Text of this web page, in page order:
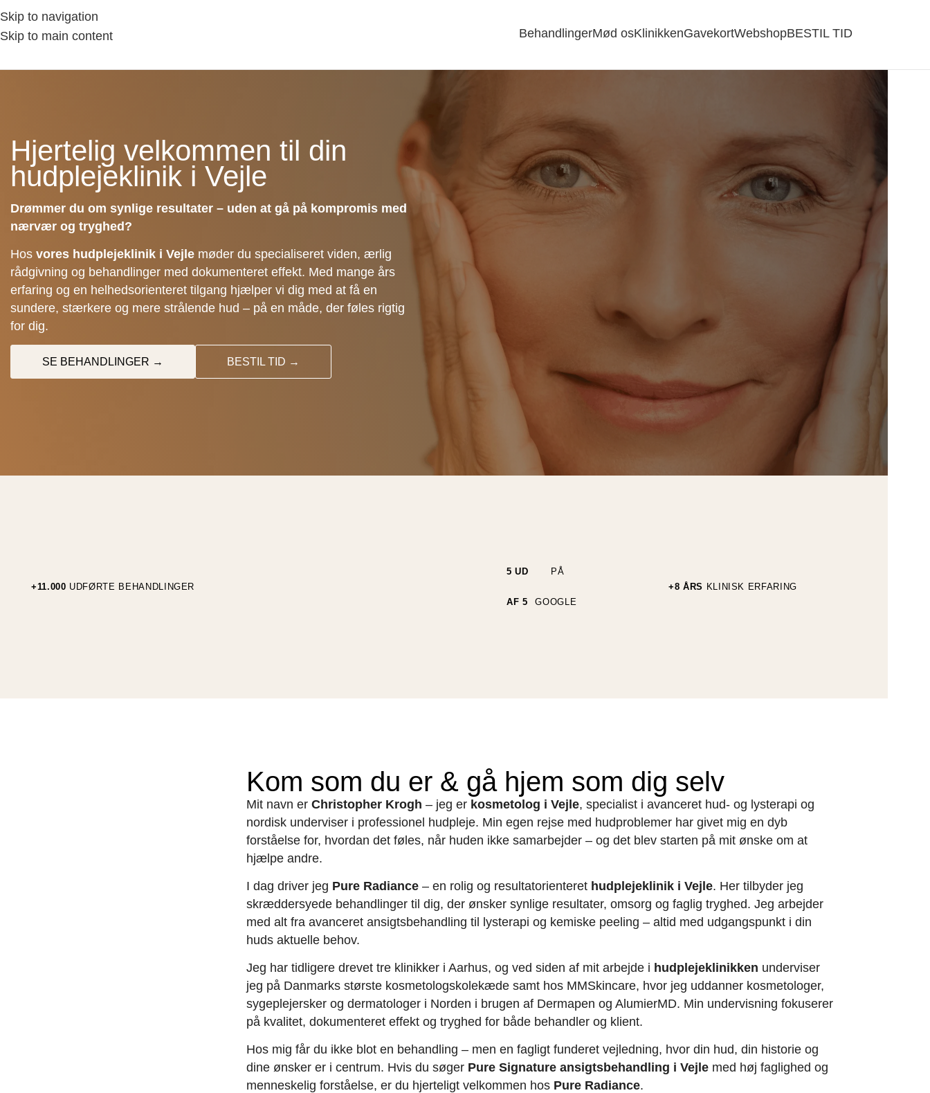
Skip to navigation
Skip to main content
BehandlingerMød osKlinikkenGavekortWebshopBESTIL TID
Hjertelig velkommen til din
hudplejeklinik i Vejle
Drømmer du om synlige resultater – uden at gå på kompromis med
nærvær og tryghed?
Hos vores hudplejeklinik i Vejle møder du specialiseret viden, ærlig
rådgivning og behandlinger med dokumenteret effekt. Med mange års
erfaring og en helhedsorienteret tilgang hjælper vi dig med at få en
sundere, stærkere og mere strålende hud – på en måde, der føles rigtig
for dig.
SE BEHANDLINGER → BESTIL TID →
+11.000 UDFØRTE BEHANDLINGER
5 UD
AF 5
PÅ
GOOGLE
+8 ÅRS KLINISK ERFARING
Kom som du er & gå hjem som dig selv
Mit navn er Christopher Krogh – jeg er kosmetolog i Vejle, specialist i avanceret hud- og lysterapi og
nordisk underviser i professionel hudpleje. Min egen rejse med hudproblemer har givet mig en dyb
forståelse for, hvordan det føles, når huden ikke samarbejder – og det blev starten på mit ønske om at
hjælpe andre.
I dag driver jeg Pure Radiance– en rolig og resultatorienteret hudplejeklinik i Vejle. Her tilbyder jeg
skræddersyede behandlinger til dig, der ønsker synlige resultater, omsorg og faglig tryghed. Jeg arbejder
med alt fra avanceret ansigtsbehandling til lysterapi og kemiske peeling – altid med udgangspunkt i din
huds aktuelle behov.
Jeg har tidligere drevet tre klinikker i Aarhus, og ved siden af mit arbejde i hudplejeklinikken underviser
jeg på Danmarks største kosmetologskolekæde samt hos MMSkincare, hvor jeg uddanner kosmetologer,
sygeplejersker og dermatologer i Norden i brugen af Dermapen og AlumierMD. Min undervisning fokuserer
på kvalitet, dokumenteret effekt og tryghed for både behandler og klient.
Hos mig får du ikke blot en behandling – men en fagligt funderet vejledning, hvor din hud, din historie og
dine ønsker er i centrum. Hvis du søger Pure Signature ansigtsbehandling i Vejlemed høj faglighed og
menneskelig forståelse, er du hjerteligt velkommen hos Pure Radiance.